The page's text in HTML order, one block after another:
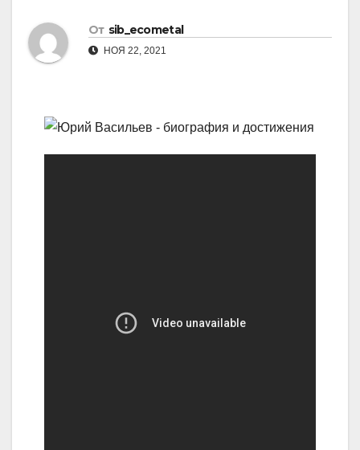
От sib_ecometal
НОЯ 22, 2021